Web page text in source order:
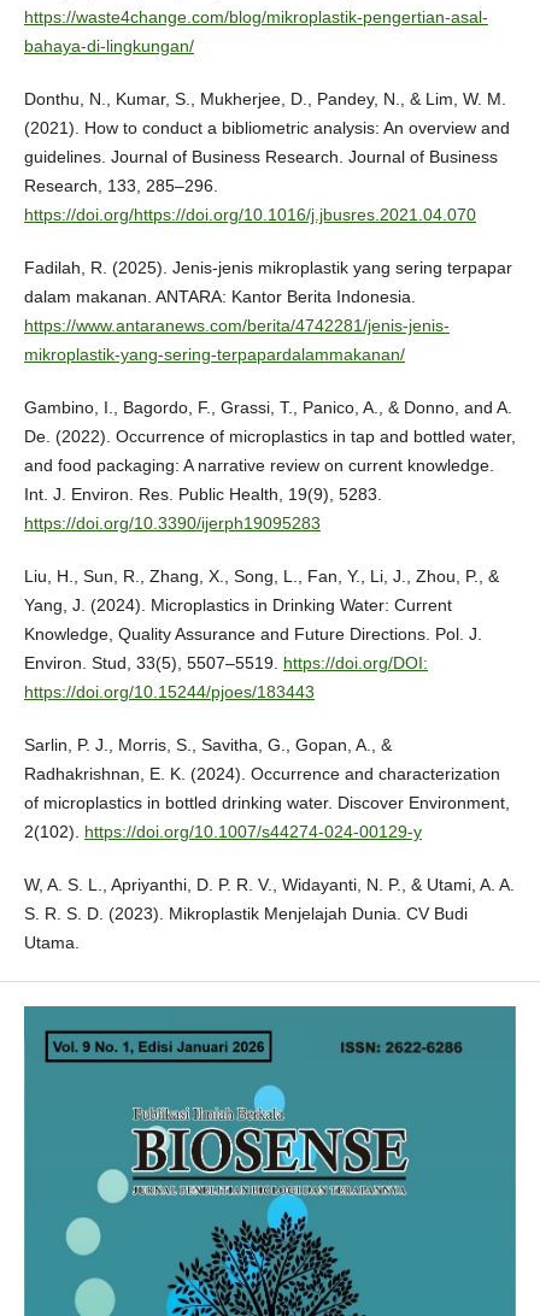
https://waste4change.com/blog/mikroplastik-pengertian-asal-
bahaya-di-lingkungan/
Donthu, N., Kumar, S., Mukherjee, D., Pandey, N., & Lim, W. M.
(2021). How to conduct a bibliometric analysis: An overview and
guidelines. Journal of Business Research. Journal of Business
Research, 133, 285–296.
https://doi.org/https://doi.org/10.1016/j.jbusres.2021.04.070
Fadilah, R. (2025). Jenis-jenis mikroplastik yang sering terpapar
dalam makanan. ANTARA: Kantor Berita Indonesia.
https://www.antaranews.com/berita/4742281/jenis-jenis-
mikroplastik-yang-sering-terpapardalammakanan/
Gambino, I., Bagordo, F., Grassi, T., Panico, A., & Donno, and A.
De. (2022). Occurrence of microplastics in tap and bottled water,
and food packaging: A narrative review on current knowledge.
Int. J. Environ. Res. Public Health, 19(9), 5283.
https://doi.org/10.3390/ijerph19095283
Liu, H., Sun, R., Zhang, X., Song, L., Fan, Y., Li, J., Zhou, P., &
Yang, J. (2024). Microplastics in Drinking Water: Current
Knowledge, Quality Assurance and Future Directions. Pol. J.
Environ. Stud, 33(5), 5507–5519. https://doi.org/DOI:
https://doi.org/10.15244/pjoes/183443
Sarlin, P. J., Morris, S., Savitha, G., Gopan, A., &
Radhakrishnan, E. K. (2024). Occurrence and characterization
of microplastics in bottled drinking water. Discover Environment,
2(102). https://doi.org/10.1007/s44274-024-00129-y
W, A. S. L., Apriyanthi, D. P. R. V., Widayanti, N. P., & Utami, A. A.
S. R. S. D. (2023). Mikroplastik Menjelajah Dunia. CV Budi
Utama.